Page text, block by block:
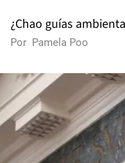
¿Chao guías
Por Pamela Poo